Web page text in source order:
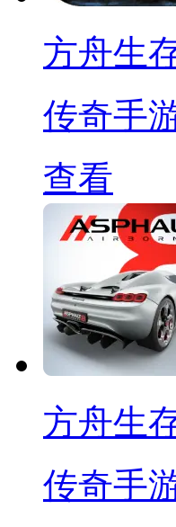
方舟生
传奇手
查看
方舟生
传奇手